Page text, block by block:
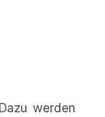
werden